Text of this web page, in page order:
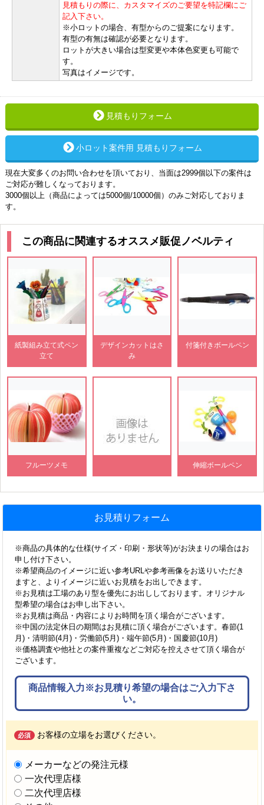
見積もりの際に、カスタマイズのご要望を特記欄にご
記入下さい。
※小ロットの場合、有型からのご提案になります。
有型の有無は確認が必要となります。
ロットが大きい場合は型変更や本体色変更も可能で
す。
写真はイメージです。
見積もりフォーム
小ロット案件用 見積もりフォーム
現在大変多くのお問い合わせを頂いており、当面は2999個以下の案件は
ご対応が難しくなっております。
3000個以上（商品によっては5000個/10000個）のみご対応しておりま
す。
この商品に関連するオススメ販促ノベルティ
紙製組み立て式ペン
立て
デザインカットはさ
み
付箋付きボールペン
フルーツメモ 伸縮ボールペン
お見積りフォーム
※商品の具体的な仕様(サイズ・印刷・形状等)がお決まりの場合はお
申し付け下さい。
※希望商品のイメージに近い参考URLや参考画像をお送りいただき
ますと、よりイメージに近いお見積をお出しできます。
※お見積は工場のあり型を優先にお出ししております。オリジナル
型希望の場合はお申し出下さい。
※お見積は商品・内容によりお時間を頂く場合がございます。
※中国の法定休日の期間はお見積に頂く場合がございます。春節(1
月)・清明節(4月)・労働節(5月)・端午節(5月)・国慶節(10月)
※価格調査や他社との案件重複などご対応を控えさせて頂く場合が
ございます。
商品情報入力※お見積り希望の場合はご入力下さ
い。
必須 お客様の立場をお選びください。
メーカーなどの発注元様
一次代理店様
二次代理店様